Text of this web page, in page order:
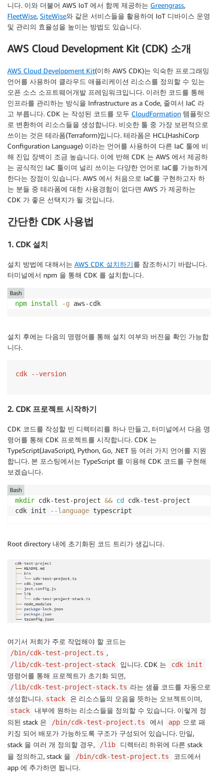
니다. 이와 더불어 AWS IoT 에서 함께 제공하는 Greengrass,
FleetWise, SiteWise와 같은 서비스들을 활용하여 IoT 디바이스 운영
및 관리의 효율성을 높이는 방법도 있습니다.
AWS Cloud Development Kit (CDK) 소개
AWS Cloud Development Kit(이하 AWS CDK)는 익숙한 프로그래밍
언어를 사용하여 클라우드 애플리케이션 리소스를 정의할 수 있는
오픈 소스 소프트웨어개발 프레임워크입니다. 이러한 코드를 통해
인프라를 관리하는 방식을 Infrastructure as a Code, 줄여서 IaC 라
고 부릅니다. CDK 는 작성된 코드를 모두 CloudFormation 템플릿으
로 변환하여 리소스들을 생성합니다. 비슷한 툴 중 가장 보편적으로
쓰이는 것은 테라폼(Terraform)입니다. 테라폼은 HCL(HashiCorp
Configuration Language) 이라는 언어를 사용하여 다른 IaC 툴에 비
해 진입 장벽이 조금 높습니다. 이에 반해 CDK 는 AWS 에서 제공하
는 공식적인 IaC 툴이며 널리 쓰이는 다양한 언어로 IaC를 가능하게
한다는 장점이 있습니다. AWS 에서 처음으로 IaC를 구현하고자 하
는 분들 중 테라폼에 대한 사용경험이 없다면 AWS 가 제공하는
CDK 가 좋은 선택지가 될 것입니다.
간단한 CDK 사용법
1. CDK 설치
설치 방법에 대해서는 AWS CDK 설치하기를 참조하시기 바랍니다.
터미널에서 npm 을 통해 CDK 를 설치합니다.
npm install -g aws-cdk
Bash
설치 후에는 다음의 명령어를 통해 설치 여부와 버전을 확인 가능합
니다.
cdk --version
2. CDK 프로젝트 시작하기
CDK 코드를 작성할 빈 디렉터리를 하나 만들고, 터미널에서 다음 명
령어를 통해 CDK 프로젝트를 시작합니다. CDK 는
TypeScript(JavaScript), Python, Go, .NET 등 여러 가지 언어를 지원
합니다. 본 포스팅에서는 TypeScript 를 이용해 CDK 코드를 구현해
보겠습니다.
mkdir cdk-test-project && cd cdk-test-project
cdk init
--language typescript
Bash
Root directory 내에 초기화된 코드 트리가 생깁니다.
여기서 저희가 주로 작업해야 할 코드는
/bin/cdk-test-project.ts ,
/lib/cdk-test-project-stack 입니다. CDK 는 cdk init
명령어를 통해 프로젝트가 초기화 되면,
/lib/cdk-test-project-stack.ts 라는 샘플 코드를 자동으로
생성합니다. stack 은 리소스들의 모음을 뜻하는 오브젝트이며,
stack
내부에 원하는 리소스들을 정의할 수 있습니다. 이렇게 정
의된 stack 은
/bin/cdk-test-project.ts 에서 app 으로 패
키징 되어 배포가 가능하도록 구조가 구성되어 있습니다. 만일,
stack 을 여러 개 정의할 경우,
/lib
디렉터리 하위에 다른 stack
을 정의하고, stack 을
/bin/cdk-test-project.ts
코드에서
app 에 추가하면 됩니다.